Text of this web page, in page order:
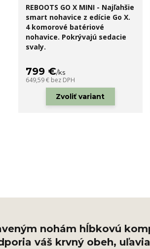
REBOOTS GO X MINI - Najľahšie
smart nohavice z edície Go X.
4 komorové batériové
nohavice. Pokrývajú sedacie
svaly.
799 €/ks
649,59 € bez DPH
Zvoliť variant